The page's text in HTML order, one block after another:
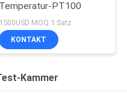
Temperatur-PT100
1500USD MOQ:1 Satz
KONTAKT
Kammer